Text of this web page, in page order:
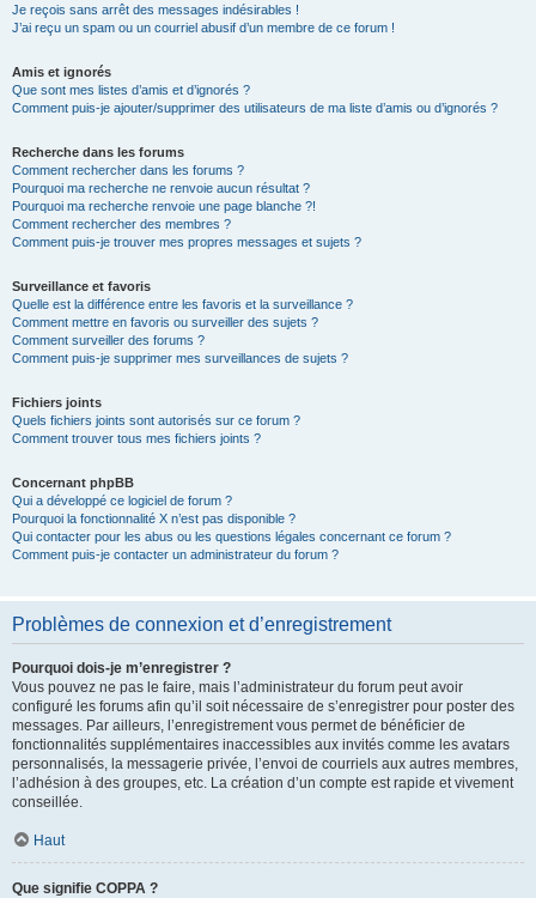
Je reçois sans arrêt des messages indésirables !
J’ai reçu un spam ou un courriel abusif d’un membre de ce forum !
Amis et ignorés
Que sont mes listes d’amis et d’ignorés ?
Comment puis-je ajouter/supprimer des utilisateurs de ma liste d’amis ou d’ignorés ?
Recherche dans les forums
Comment rechercher dans les forums ?
Pourquoi ma recherche ne renvoie aucun résultat ?
Pourquoi ma recherche renvoie une page blanche ?!
Comment rechercher des membres ?
Comment puis-je trouver mes propres messages et sujets ?
Surveillance et favoris
Quelle est la différence entre les favoris et la surveillance ?
Comment mettre en favoris ou surveiller des sujets ?
Comment surveiller des forums ?
Comment puis-je supprimer mes surveillances de sujets ?
Fichiers joints
Quels fichiers joints sont autorisés sur ce forum ?
Comment trouver tous mes fichiers joints ?
Concernant phpBB
Qui a développé ce logiciel de forum ?
Pourquoi la fonctionnalité X n’est pas disponible ?
Qui contacter pour les abus ou les questions légales concernant ce forum ?
Comment puis-je contacter un administrateur du forum ?
Problèmes de connexion et d’enregistrement
Pourquoi dois-je m’enregistrer ?
Vous pouvez ne pas le faire, mais l’administrateur du forum peut avoir
configuré les forums afin qu’il soit nécessaire de s’enregistrer pour poster des
messages. Par ailleurs, l’enregistrement vous permet de bénéficier de
fonctionnalités supplémentaires inaccessibles aux invités comme les avatars
personnalisés, la messagerie privée, l’envoi de courriels aux autres membres,
l’adhésion à des groupes, etc. La création d’un compte est rapide et vivement
conseillée.
Haut
Que signifie COPPA ?